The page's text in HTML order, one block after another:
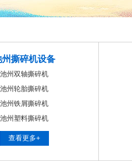
州撕碎机设备
池州双轴撕碎机
池州轮胎撕碎机
池州铁屑撕碎机
池州塑料撕碎机
查看更多+